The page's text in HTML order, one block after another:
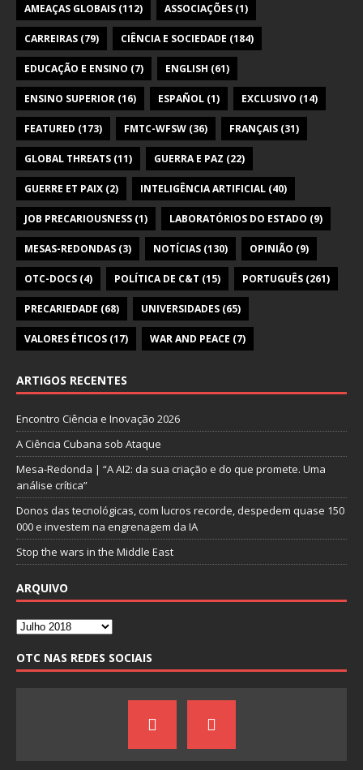
AMEAÇAS GLOBAIS (112) ASSOCIAÇÕES (1)
CARREIRAS (79) CIÊNCIA E SOCIEDADE (184)
EDUCAÇÃO E ENSINO (7) ENGLISH (61)
ENSINO SUPERIOR (16) ESPAÑOL (1) EXCLUSIVO (14)
FEATURED (173) FMTC-WFSW (36) FRANÇAIS (31)
GLOBAL THREATS (11) GUERRA E PAZ (22)
GUERRE ET PAIX (2) INTELIGÊNCIA ARTIFICIAL (40)
JOB PRECARIOUSNESS (1) LABORATÓRIOS DO ESTADO (9)
MESAS-REDONDAS (3) NOTÍCIAS (130) OPINIÃO (9)
OTC-DOCS (4) POLÍTICA DE C&T (15) PORTUGUÊS (261)
PRECARIEDADE (68) UNIVERSIDADES (65)
VALORES ÉTICOS (17) WAR AND PEACE (7)
ARTIGOS RECENTES
Encontro Ciência e Inovação 2026
A Ciência Cubana sob Ataque
Mesa-Redonda | “A AI2: da sua criação e do que promete. Uma
análise crítica”
Donos das tecnológicas, com lucros recorde, despedem quase 150
000 e investem na engrenagem da IA
Stop the wars in the Middle East
ARQUIVO
OTC NAS REDES SOCIAIS